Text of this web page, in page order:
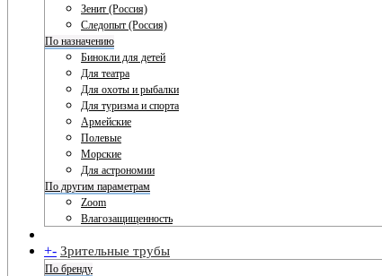
Зенит (Россия)
Следопыт (Россия)
По назначению
Бинокли для детей
Для театра
Для охоты и рыбалки
Для туризма и спорта
Армейские
Полевые
Морские
Для астрономии
По другим параметрам
Zoom
Влагозащищенность
+- Зрительные трубы
По бренду